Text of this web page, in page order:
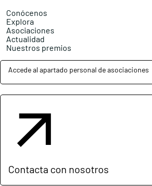
Conócenos
Explora
Asociaciones
Actualidad
Nuestros premios
Accede al apartado personal de asociaciones
Contacta con nosotros